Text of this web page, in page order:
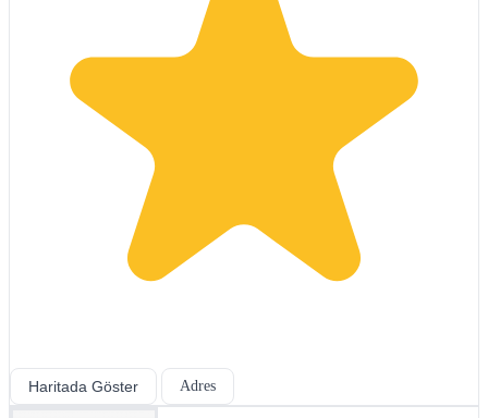
Haritada Göster Adres